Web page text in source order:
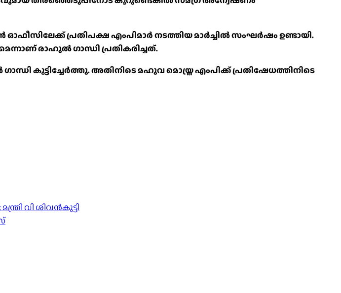
പ്രതിപക്ഷ എംപിമാർ നടത്തിയ മാർച്ചിൽ സംഘർഷം ഉണ്ടായി.
രാഹുൽ ഗാന്ധി പ്രതികരിച്ചത്.
കൂട്ടിച്ചേര്‍ത്തു. അതിനിടെ മഹുവ മൊയ്ത്ര എംപിക്ക് പ്രതിഷേധത്തിനിടെ
വി ശിവന്‍കുട്ടി